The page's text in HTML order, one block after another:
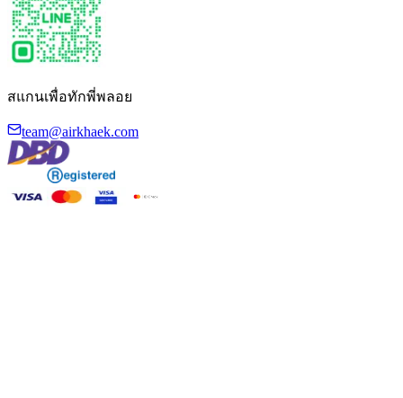
สแกนเพื่อทักพี่พลอย
team@airkhaek.com